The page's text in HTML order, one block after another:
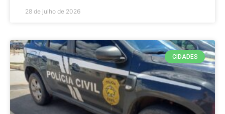
28 de julho de 2026
CIDADES